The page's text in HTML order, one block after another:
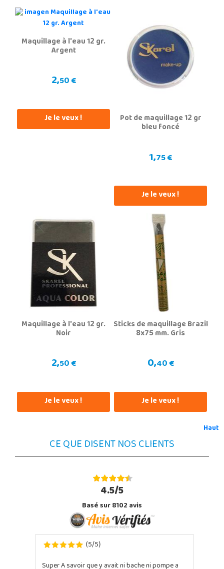
Maquillage à l'eau 12 gr.
Argent
2,50 €
Je le veux ! Pot de maquillage 12 gr
bleu foncé
1,75 €
Je le veux !
Maquillage à l'eau 12 gr.
Noir
2,50 €
Je le veux !
Sticks de maquillage Brazil
8x75 mm. Gris
0,40 €
Je le veux !
Haut
CE QUE DISENT NOS CLIENTS
4.5/5
Basé sur 8102 avis
(5/5)